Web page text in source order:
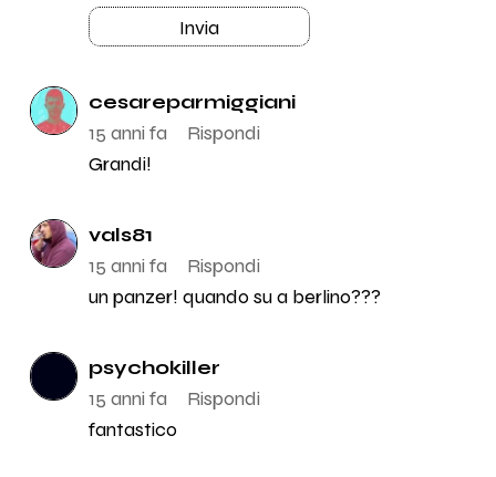
Invia
cesareparmiggiani
15 anni fa
Rispondi
Grandi!
vals81
15 anni fa
Rispondi
un panzer! quando su a berlino???
psychokiller
15 anni fa
Rispondi
fantastico